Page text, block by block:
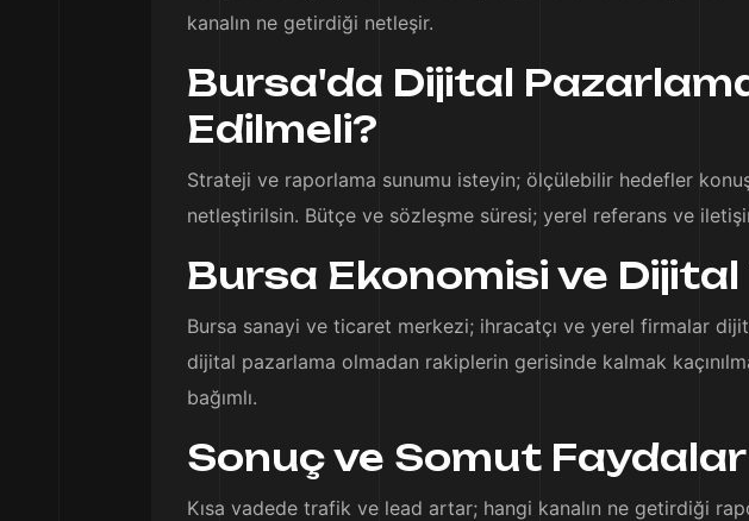
kanalın ne getirdiği netleşir.
Bursa'da Dijital
Edilmeli?
Strateji ve raporlama sunumu isteyin; ölçülebilir hedefler
netleştirilsin. Bütçe ve sözleşme süresi; yerel referans ve
Bursa Ekonomisi ve
Bursa sanayi ve ticaret merkezi; ihracatçı ve yerel firmalar
dijital pazarlama olmadan rakiplerin gerisinde kalmak
bağımlı.
Sonuç ve Somut Faydalar
Kısa vadede trafik ve lead artar; hangi kanalın ne getirdiği